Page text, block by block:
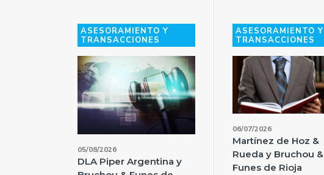
ASESORAMIENTO Y
TRANSACCIONES
05/08/2026
DLA Piper Argentina y
ASESORAMIENTO Y
TRANSACCIONES
06/07/2026
Martínez de Hoz &
Rueda y Bruchou &
Funes de Rioja